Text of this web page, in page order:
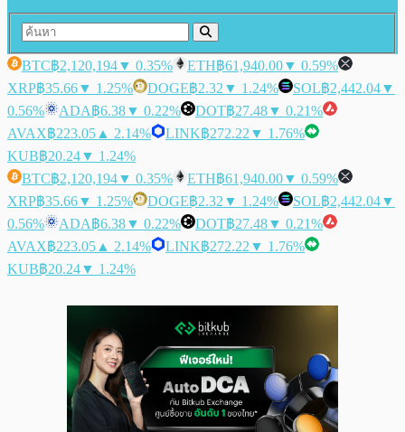
BTC฿2,120,194▼ 0.35% ETH฿61,940.00▼ 0.59%
XRP฿35.66▼ 1.25% DOGE฿2.32 ▼ 1.24% SOL฿2,442.04▼
0.56%
ADA฿6.38▼ 0.22% DOT฿27.48▼ 0.21%
AVAX฿223.05 ▲ 2.14% LINK฿272.22 ▼ 1.76%
KUB฿20.24▼ 1.24%
BTC฿2,120,194▼ 0.35% ETH฿61,940.00▼ 0.59%
XRP฿35.66▼ 1.25% DOGE฿2.32 ▼ 1.24% SOL฿2,442.04▼
0.56%
ADA฿6.38▼ 0.22% DOT฿27.48▼ 0.21%
AVAX฿223.05 ▲ 2.14% LINK฿272.22 ▼ 1.76%
KUB฿20.24▼ 1.24%